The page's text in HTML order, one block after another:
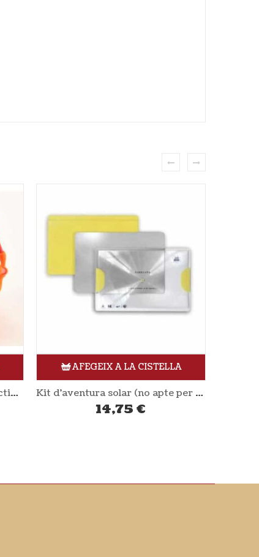
Kit d’aventura solar (no apte per nens) SOLAR BROTHER
AFEGEIX A LA CISTELLA
TROS l’aventura pagesa
23,00€